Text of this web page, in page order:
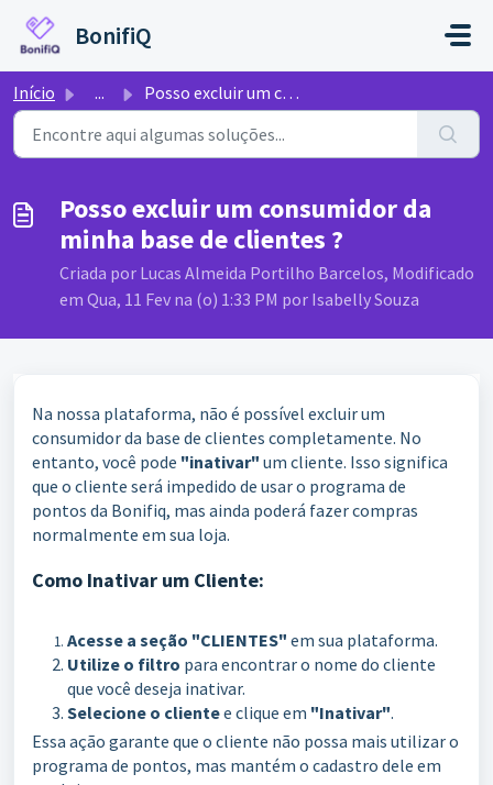
BonifiQ
Início ... Posso excluir um consumidor da minha base de clientes ?
Posso excluir um consumidor da
minha base de clientes ?
Criada por Lucas Almeida Portilho Barcelos, Modificado
em Qua, 11 Fev na (o) 1:33 PM por Isabelly Souza
Na nossa plataforma, não é possível excluir um
consumidor da base de clientes completamente. No
entanto, você pode "inativar" um cliente. Isso significa
que o cliente será impedido de usar o programa de
pontos da Bonifiq, mas ainda poderá fazer compras
normalmente em sua loja.
Como Inativar um Cliente:
Acesse a seção "CLIENTES" em sua plataforma.
Utilize o filtro para encontrar o nome do cliente
que você deseja inativar.
Selecione o clientee clique em "Inativar".
Essa ação garante que o cliente não possa mais utilizar o
programa de pontos, mas mantém o cadastro dele em